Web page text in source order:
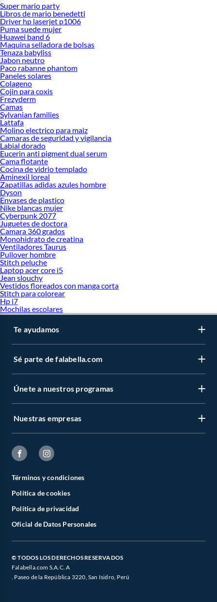
Super mario party
Libros de mario benedetti
Driver hp laserjet p1006
Puma suede mujer
Huawei band 6
Maquina selladora de bolsas
Tenaza babyliss
Jabon neutro
Paco rabanne phantom
Paneles solares
Colageno
Cojin para coxis
Frezyderm
Camas
Sylvanian families
Lattafa
Molino electrico para maiz
Camaras de seguridad y vigilancia
Labial dorado
Eucerin anti pigment dual serum
Cama flotante
Cocina de vidrio templado
Aminexil loreal
Zapatillas adidas azules hombre
Dyson
Envases de plastico
Nike blancas mujer
Cyberpunk 2077
Juguetes de doctora
Camara 360 grados
Monohidrato de creatina
Ventiladores Taurus
Pullover hombre
Stitch peluche
Laptop acer core i5
Jean slouchy
Vestidos floreados con manga corta
Stitch para colorear
Hp i7
Mochilas escolares
Te ayudamos
Sé parte de falabella.com
Únete a nuestros programas
Nuestras empresas
Términos y condiciones
Política de cookies
Política de privacidad
Oficial de Datos Personales
© TODOS LOS DERECHOS RESERVADOS
Falabella.com S.A.C. A
. Paseo de la República 3220, San Isidro, Perú